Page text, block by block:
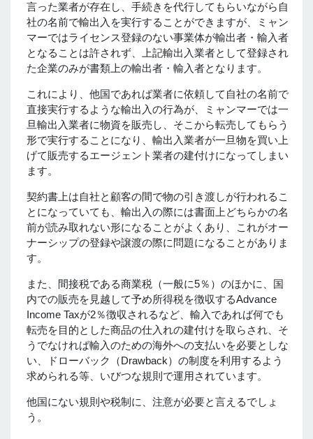
言った業者が存在し、手続きを代行してもらいながら自
社の名前で輸出入を実行することができますが、ミャン
マーではライセンス登録のない事業体が輸出者・輸入者
となることは許されず、上記輸出入業者として登録され
た企業のみが書類上の輸出者・輸入者となります。
これにより、他国であれば業者に依頼して自社の名前で
直接実行するような輸出入の行為が、ミャンマーでは一
旦輸出入業者に物資を販売し、そこから転売してもらう
形で実行することになり、輸出入業者が一旦物を買い上
げて販売するエージェント業者の建付けになってしまい
ます。
契約書上は自社と顧客の間で物の引き渡しが行われるこ
とになっていても、輸出入の際には書面上どちらかの名
前が読み取れない形になることがよくあり、これがオー
ナーシップの登録や譲渡の際に問題になることがありま
す。
また、間接税である商業税（一般に5％）のほかに、国
内での販売を見越して予め所得税を徴収するAdvance
Income Taxが2％徴収されるなど、輸入であれば何でも
転売を目的とした商品の仕入れの建付けを取らされ、そ
うでなければ輸入のための海外への支払いを必要としな
い、ドローバック（Drawback）の制度を利用するよう
求められる等、いびつな規則で運用されています。
他国にない規則や税制に、注意が必要と言えるでしょ
う。